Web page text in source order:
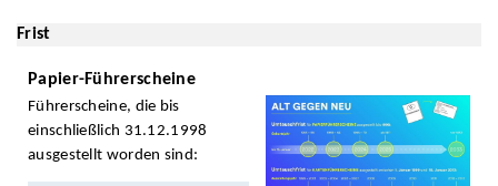
Frist
Papier-Führerscheine
Führerscheine, die bis
einschließlich 31.12.1998
ausgestellt worden sind: